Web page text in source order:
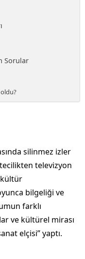
Sorular
oldu?
silinmez izler
televizyon
kültür
bilgeliği ve
farklı
ve kültürel mirası
elçisi” yaptı.